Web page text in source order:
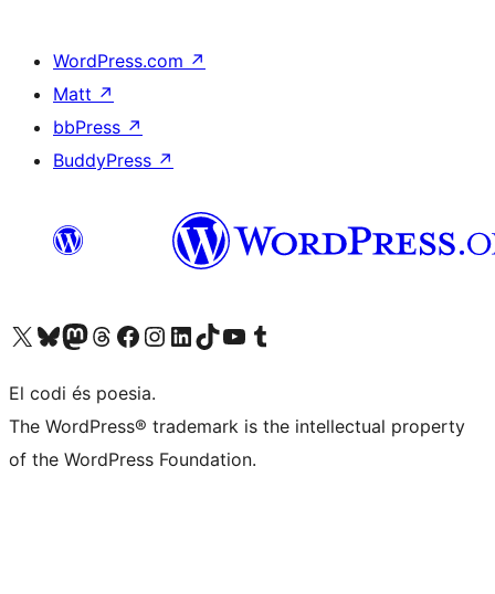
WordPress.com ↗
Matt ↗
bbPress ↗
BuddyPress ↗
Visiteu el nostre compte X (abans Twitter)
Visiteu el nostre compte de Bluesky
Visiteu el nostre compte al Mastodon
Visiteu el nostre compte de Threads
Visiteu la nostra pàgina al Facebook
Visiteu el nostre compte d'Instagram
Visiteu el nostre compte de LinkedIn
Visiteu el nostre compte de TikTok
Visiteu el nostre canal al YouTube
Visiteu el nostre compte de Tumblr
El codi és poesia.
The WordPress® trademark is the intellectual property
of the WordPress Foundation.